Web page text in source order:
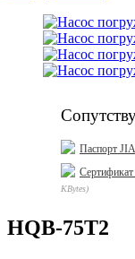
Паспорт
KBytes
HQB-75T2